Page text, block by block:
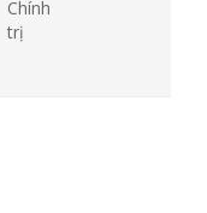
Chính
trị